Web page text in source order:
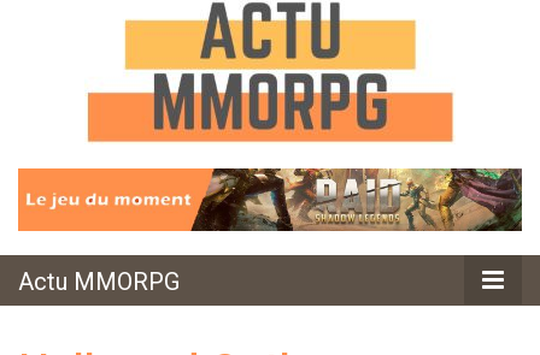
Actu
MMORPG
Actu MMORPG